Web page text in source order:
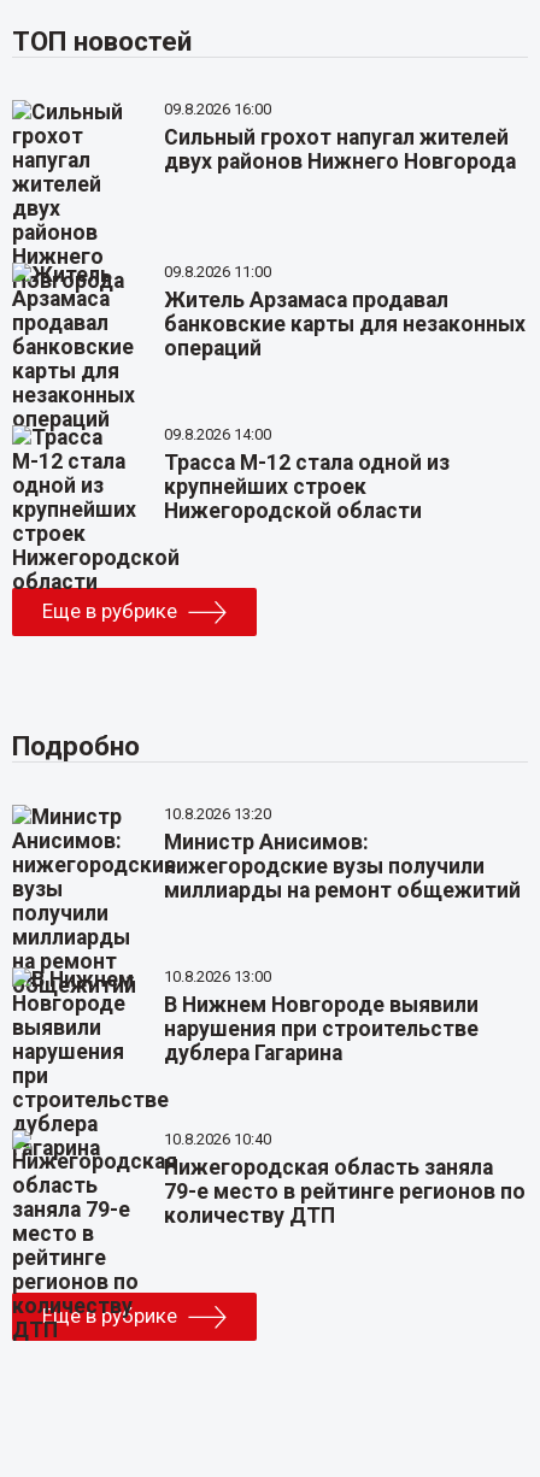
ТОП новостей
09.8.2026 16:00
Сильный грохот напугал жителей
двух районов Нижнего Новгорода
09.8.2026 11:00
Житель Арзамаса продавал
банковские карты для незаконных
операций
09.8.2026 14:00
Трасса М-12 стала одной из
крупнейших строек
Нижегородской области
Еще в рубрике
Подробно
10.8.2026 13:20
Министр Анисимов:
нижегородские вузы получили
миллиарды на ремонт общежитий
10.8.2026 13:00
В Нижнем Новгороде выявили
нарушения при строительстве
дублера Гагарина
10.8.2026 10:40
Нижегородская область заняла
79-е место в рейтинге регионов по
количеству ДТП
Еще в рубрике